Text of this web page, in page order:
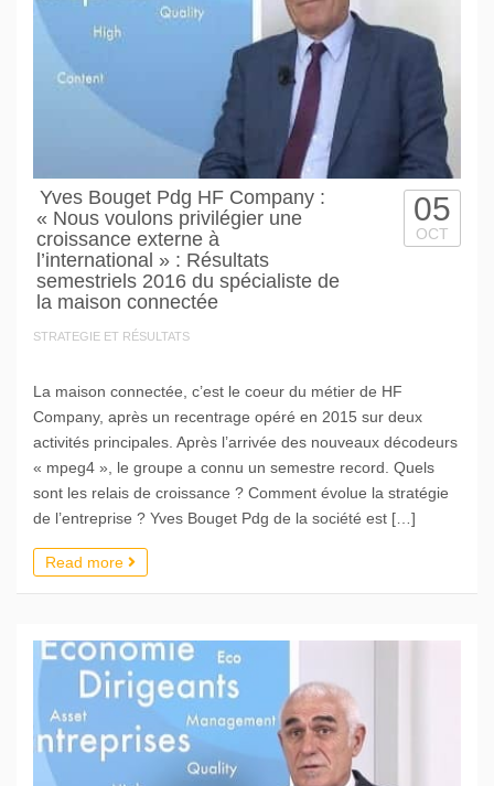
Yves Bouget Pdg HF Company :
« Nous voulons privilégier une
croissance externe à
l’international » : Résultats
semestriels 2016 du spécialiste de
la maison connectée
STRATEGIE ET RÉSULTATS
05
OCT
La maison connectée, c’est le coeur du métier de HF
Company, après un recentrage opéré en 2015 sur deux
activités principales. Après l’arrivée des nouveaux décodeurs
« mpeg4 », le groupe a connu un semestre record. Quels
sont les relais de croissance ? Comment évolue la stratégie
de l’entreprise ? Yves Bouget Pdg de la société est […]
Read more